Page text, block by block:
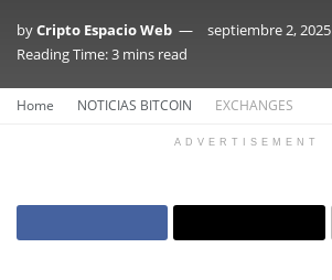
byCripto Espacio Web
septiembre 2, 2025
Reading Time: 3 mins read
Home NOTICIAS BITCOIN EXCHANGES
ADVERTISEMENT